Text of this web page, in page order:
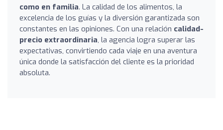
como en familia. La calidad de los alimentos, la
excelencia de los guías y la diversión garantizada son
constantes en las opiniones. Con una relación calidad-
precio extraordinaria, la agencia logra superar las
expectativas, convirtiendo cada viaje en una aventura
única donde la satisfacción del cliente es la prioridad
absoluta.